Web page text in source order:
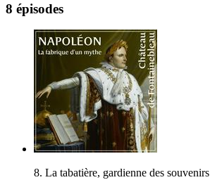
8 épisodes
8. La tabatière, gardienne des souvenirs